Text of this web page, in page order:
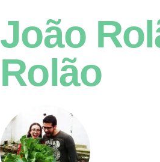
João
Rolão